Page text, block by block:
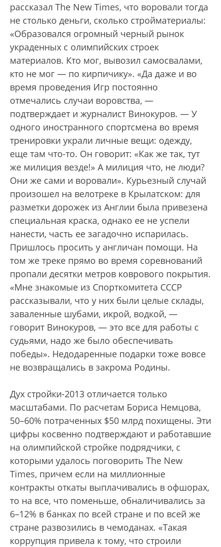
рассказал The New Times, что воровали тогда
не столько деньги, сколько стройматериалы:
«Образовался огромный черный рынок
украденных с олимпийских строек
материалов. Кто мог, вывозил самосвалами,
кто не мог — по кирпичику». «Да даже и во
время проведения Игр постоянно
отмечались случаи воровства, —
подтверждает и журналист Винокуров. — У
одного иностранного спортсмена во время
тренировки украли личные вещи: одежду,
еще там что-то. Он говорит: «Как же так, тут
же милиция везде!» А милиция что, не люди?
Они же сами и воровали». Курьезный случай
произошел на велотреке в Крылатском: для
разметки дорожек из Англии была привезена
специальная краска, однако ее не успели
нанести, часть ее загадочно испарилась.
Пришлось просить у англичан помощи. На
том же треке прямо во время соревнований
пропали десятки метров коврового покрытия.
«Мне знакомые из Спорткомитета СССР
рассказывали, что у них были целые склады,
заваленные шубами, икрой, водкой, —
говорит Винокуров, — это все для работы с
судьями, надо же было обеспечивать
победы». Недодаренные подарки тоже вовсе
не возвращались в закрома Родины.
Дух стройки-2013 отличается только
масштабами. По расчетам Бориса Немцова,
50–60% потраченных $50 млрд похищены. Эти
цифры косвенно подтверждают и работавшие
на олимпийской стройке подрядчики, с
которыми удалось поговорить The New
Times, причем если на миллионные
контракты откаты выплачивались в офшорах,
то на все, что поменьше, обналичивались за
6–12% в банках по всей стране и по всей же
стране развозились в чемоданах. «Такая
коррупция привела к тому, что строили